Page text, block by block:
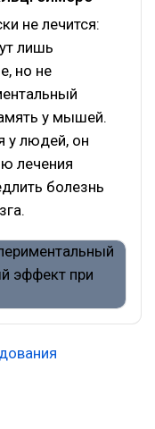
не лечится:
лишь
но не
у мышей.
у людей, он
лечения
болезнь